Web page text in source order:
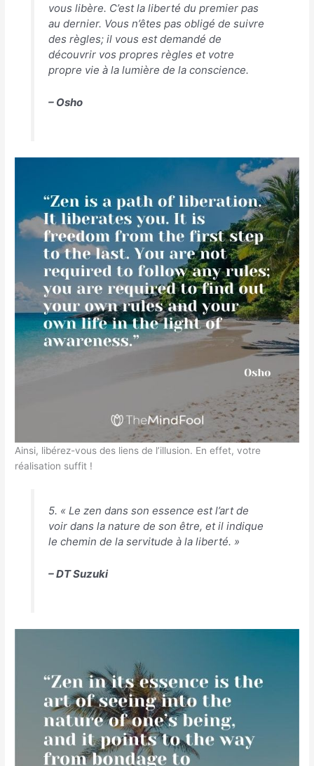
vous libère. C’est la liberté du premier pas
au dernier. Vous n’êtes pas obligé de suivre
des règles; il vous est demandé de
découvrir vos propres règles et votre
propre vie à la lumière de la conscience.
– Osho
Ainsi, libérez-vous des liens de l’illusion. En effet, votre
réalisation suffit !
5. « Le zen dans son essence est l’art de
voir dans la nature de son être, et il indique
le chemin de la servitude à la liberté. »
– DT Suzuki